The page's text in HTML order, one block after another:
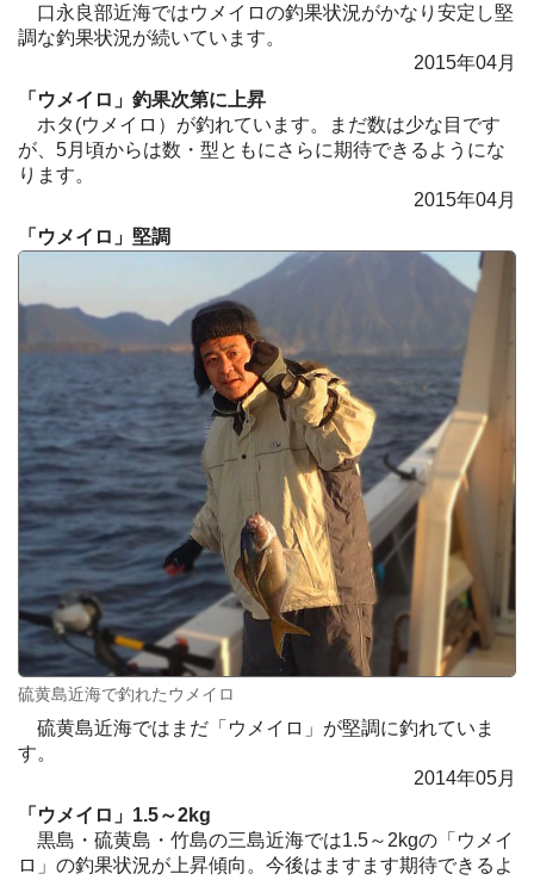
口永良部近海ではウメイロの釣果状況がかなり安定し堅
調な釣果状況が続いています。
2015年04月
「ウメイロ」釣果次第に上昇
ホタ(ウメイロ）が釣れています。まだ数は少な目です
が、5月頃からは数・型ともにさらに期待できるようにな
ります。
2015年04月
「ウメイロ」堅調
硫黄島近海で釣れたウメイロ
硫黄島近海ではまだ「ウメイロ」が堅調に釣れていま
す。
2014年05月
「ウメイロ」1.5～2kg
黒島・硫黄島・竹島の三島近海では1.5～2kgの「ウメイ
ロ」の釣果状況が上昇傾向。今後はますます期待できるよ